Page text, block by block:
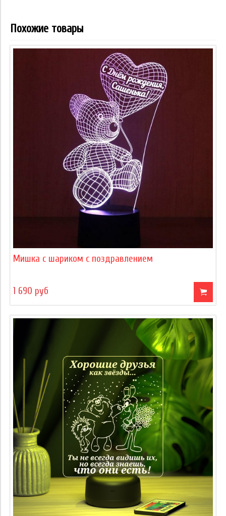
Похожие товары
Мишка с шариком с поздравлением
1 690 руб